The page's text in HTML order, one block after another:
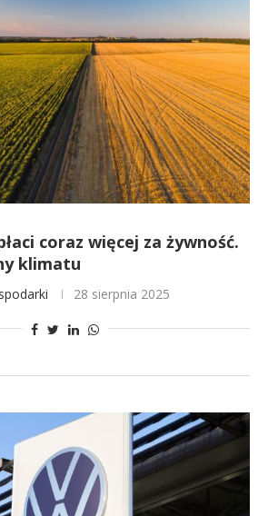
coraz więcej za żywność.
klimatu
28 sierpnia 2025